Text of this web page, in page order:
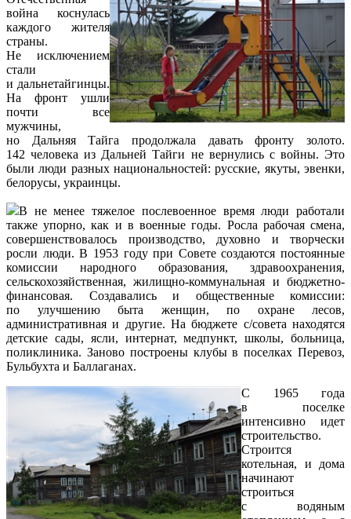
война коснулась
каждого жителя
страны.
Не исключением
стали
и дальнетайгинцы.
На фронт ушли
почти все
мужчины,
но Дальняя Тайга продолжала давать фронту золото.
142 человека из Дальней Тайги не вернулись с войны. Это
были люди разных национальностей: русские, якуты, эвенки,
белорусы, украинцы.
В не менее тяжелое послевоенное время люди работали
также упорно, как и в военные годы. Росла рабочая смена,
совершенствовалось производство, духовно и творчески
росли люди. В 1953 году при Совете создаются постоянные
комиссии народного образования, здравоохранения,
сельскохозяйственная, жилищно-коммунальная и бюджетно-
финансовая. Создавались и общественные комиссии:
по улучшению быта женщин, по охране лесов,
административная и другие. На бюджете с/совета находятся
детские сады, ясли, интернат, медпункт, школы, больница,
поликлиника. Заново построены клубы в поселках Перевоз,
Бульбухта и Баллаганах.
С 1965 года
в поселке
интенсивно идет
строительство.
Строится
котельная, и дома
начинают
строиться
с водяным